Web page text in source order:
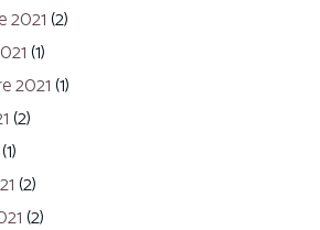
2021 (2)
(1)
2021 (1)
(2)
(1)
(2)
(2)